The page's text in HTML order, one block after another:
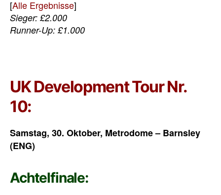
[Alle Ergebnisse]
Sieger: £2.000
Runner-Up: £1.000
UK Development Tour Nr.
10:
Samstag, 30. Oktober, Metrodome – Barnsley
(ENG)
Achtelfinale: